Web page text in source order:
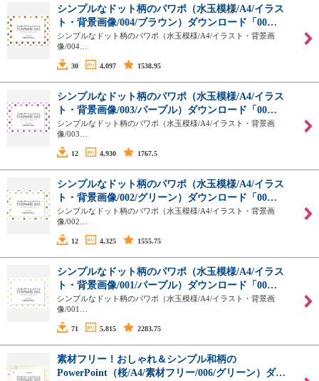
シンプルなドット柄のパワポ（水玉模様/A4/イラス
ト・背景画像/004/ブラウン）ダウンロード「00…
シンプルなドット柄のパワポ（水玉模様/A4/イラスト・背景画
像/004…
30 4,097 1538.95
シンプルなドット柄のパワポ（水玉模様/A4/イラス
ト・背景画像/003/パープル）ダウンロード「00…
シンプルなドット柄のパワポ（水玉模様/A4/イラスト・背景画
像/003…
12 4,930 1767.5
シンプルなドット柄のパワポ（水玉模様/A4/イラス
ト・背景画像/002/グリーン）ダウンロード「00…
シンプルなドット柄のパワポ（水玉模様/A4/イラスト・背景画
像/002…
12 4,325 1555.75
シンプルなドット柄のパワポ（水玉模様/A4/イラス
ト・背景画像/001/パープル）ダウンロード「00…
シンプルなドット柄のパワポ（水玉模様/A4/イラスト・背景画
像/001…
71 5,815 2283.75
素材フリー！おしゃれ＆シンプル和柄の
PowerPoint（桜/A4/素材フリー/006/グリーン）ダ…